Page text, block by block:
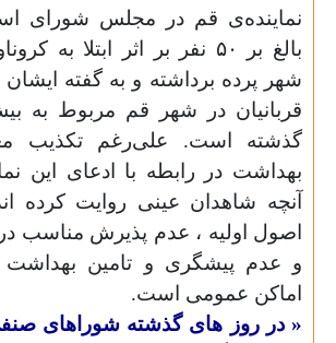
نماینده‌ی قم در مجلس شورای
بالغ بر ۵۰ نفر بر اثر ابتلا
شهر پرده برداشته و به گفته ایشان
قربانیان در شهر قم مربوط به
گذشته است. علی‌رغم تکذیب
بهداشت در رابطه با ادعای این
آنچه شاهدان عینی روایت کرده
اصول اولیه ، عدم پذیرش مناسب در
و عدم پیشگری و تامین بهداشت
اماکن عمومی است.
« در روز های گذشته شوراهای